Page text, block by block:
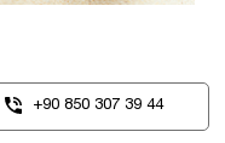
+90 850 307 39 44